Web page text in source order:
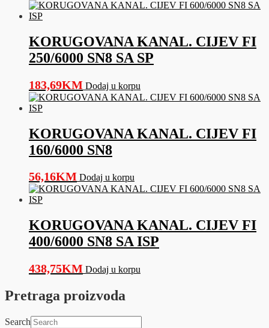
KORUGOVANA KANAL. CIJEV FI
250/6000 SN8 SA SP
183,69KM Dodaj u korpu
KORUGOVANA KANAL. CIJEV FI
160/6000 SN8
56,16KM Dodaj u korpu
KORUGOVANA KANAL. CIJEV FI
400/6000 SN8 SA ISP
438,75KM Dodaj u korpu
Pretraga proizvoda
Search